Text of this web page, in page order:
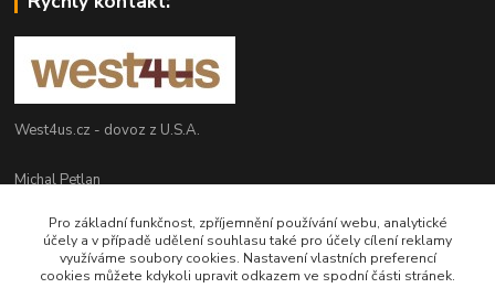
West4us.cz - dovoz z U.S.A.
Michal Petlan
(Po-Pá, 9-16h)
info@west4us.cz
Pro základní funkčnost, zpříjemnění používání webu, analytické
účely a v případě udělení souhlasu také pro účely cílení reklamy
využíváme soubory cookies. Nastavení vlastních preferencí
cookies můžete kdykoli upravit odkazem ve spodní části stránek.